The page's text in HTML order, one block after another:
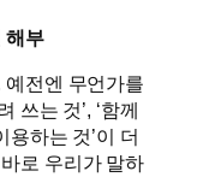
해부
예전엔 무언가를
쓰는 것’, ‘함께
용하는 것’이 더
로 우리가 말하